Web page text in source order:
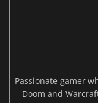
Passionate gamer
Doom and